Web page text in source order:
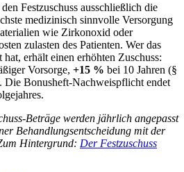
Festzuschuss ausschließlich die
medizinisch sinnvolle Versorgung
wie Zirkonoxid oder
zulasten des Patienten. Wer das
erhält einen erhöhten Zuschuss:
Vorsorge, +15 % bei 10 Jahren (§
Die Bonusheft-Nachweispflicht endet
Beträge werden jährlich angepasst
Behandlungsentscheidung mit der
Hintergrund: Der Festzuschuss